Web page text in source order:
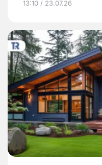
13:10 / 23.07.26